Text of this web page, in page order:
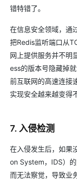
错特错了。
在信息安全领域，通
把Redis监听端口从
网上提供服务并不明
ess的版本号隐藏掉
前互联网的高速连接
实现安全越来越变得
7. 入侵检测
在入侵发生后，如果
on System，IDS）
而无法察觉，导致业